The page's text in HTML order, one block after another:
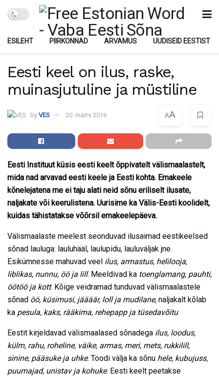
ESILEHT PIIRKONNAD ARVAMUS UUDISEID EESTIST
Eesti keel on ilus, raske,
muinasjutuline ja müstiline
by VES 20. märts 2016 AA
Eesti Instituut küsis eesti keelt õppivatelt välismaalastelt,
mida nad arvavad eesti keele ja Eesti kohta. Emakeele
kõnelejatena me ei taju alati neid sõnu eriliselt ilusate,
naljakate või keerulistena. Uurisime ka Välis-Eesti koolidelt,
kuidas tähistatakse võõrsil emakeelepäeva.
Välismaalaste meelest seonduvad ilusaimad eestikeelsed
sõnad lauluga: lauluhääl, laulupidu, lauluväljak jne.
Esikümnesse mahuvad veel ilus, armastus, helilooja,
liblikas, nunnu, öö ja lill. Meeldivad ka toenglamang, pauhti,
öötöö ja kott. Kõige veidramad tunduvad välismaalastele
sõnad öö, küsimusi, jäääär, loll ja mudilane, naljakalt kõlab
ka pesula, kaks, rääkima, rehepapp ja tüsedavõitu.
Eestit kirjeldavad välismaalased sõnadega ilus, loodus,
külm, rahu, roheline, väike, armas, meri, mets, rukkilill,
sinine, pääsuke ja uhke. Toodi välja ka sõnu hele, kubujuss,
puumajad, unistav ja kohuke. Eesti keelt peetakse